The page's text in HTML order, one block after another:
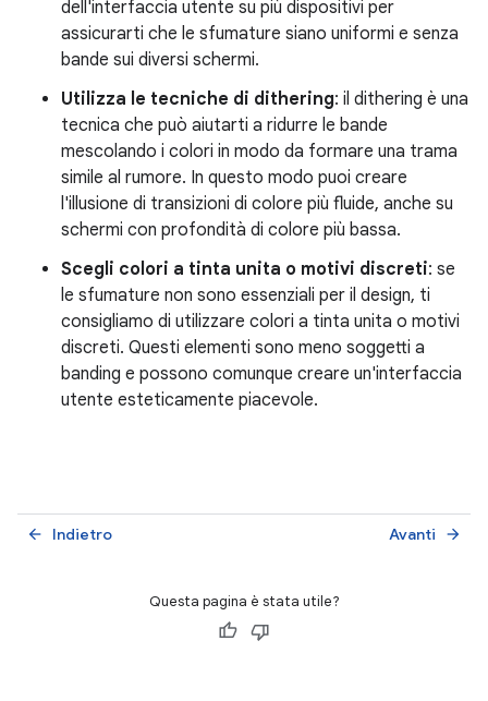
dell'interfaccia utente su più dispositivi per
assicurarti che le sfumature siano uniformi e senza
bande sui diversi schermi.
Utilizza le tecniche di dithering: il dithering è una
tecnica che può aiutarti a ridurre le bande
mescolando i colori in modo da formare una trama
simile al rumore. In questo modo puoi creare
l'illusione di transizioni di colore più fluide, anche su
schermi con profondità di colore più bassa.
Scegli colori a tinta unita o motivi discreti: se
le sfumature non sono essenziali per il design, ti
consigliamo di utilizzare colori a tinta unita o motivi
discreti. Questi elementi sono meno soggetti a
banding e possono comunque creare un'interfaccia
utente esteticamente piacevole.
Indietro
arrow_back Avanti arrow_forward
Questa pagina è stata utile?